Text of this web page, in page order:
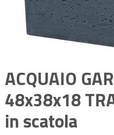
ACQUAIO
48x38x18
in scatola